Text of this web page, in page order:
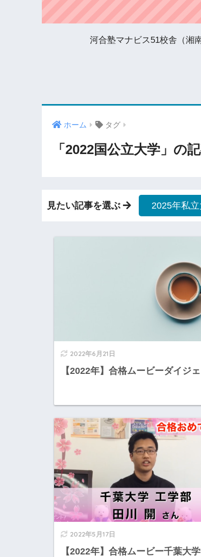
河合塾マナビス51校舎（湘
ホーム タグ
「2022国公立大学」の
見たい記事を選ぶ 2025年私
2022年6月21日
【2022年】合格ムービーダイジ
2022年5月17日
【2022年】合格ムービー千葉大